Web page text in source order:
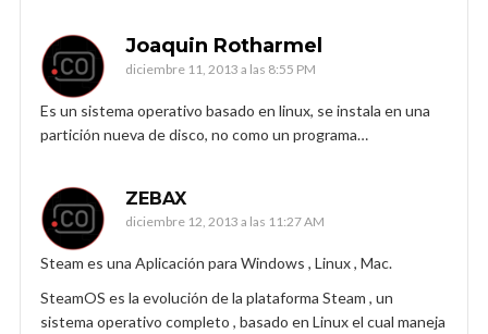
Joaquin Rotharmel
diciembre 11, 2013 a las 8:55 PM
Es un sistema operativo basado en linux, se instala en una
partición nueva de disco, no como un programa…
ZEBAX
diciembre 12, 2013 a las 11:27 AM
Steam es una Aplicación para Windows , Linux , Mac.
SteamOS es la evolución de la plataforma Steam , un
sistema operativo completo , basado en Linux el cual maneja